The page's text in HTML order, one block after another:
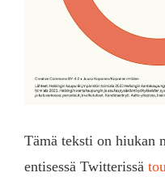
Tämä teksti on hiukan
entisessä Twitterissä